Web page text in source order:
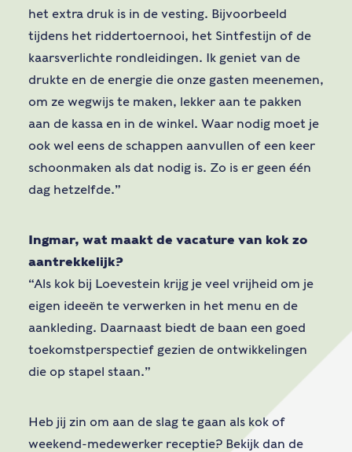
het extra druk is in de vesting. Bijvoorbeeld
tijdens het riddertoernooi, het Sintfestijn of de
kaarsverlichte rondleidingen. Ik geniet van de
drukte en de energie die onze gasten meenemen,
om ze wegwijs te maken, lekker aan te pakken
aan de kassa en in de winkel. Waar nodig moet je
ook wel eens de schappen aanvullen of een keer
schoonmaken als dat nodig is. Zo is er geen één
dag hetzelfde.”
Ingmar, wat maakt de vacature van kok zo
aantrekkelijk?
“Als kok bij Loevestein krijg je veel vrijheid om je
eigen ideeën te verwerken in het menu en de
aankleding. Daarnaast biedt de baan een goed
toekomstperspectief gezien de ontwikkelingen
die op stapel staan.”
Heb jij zin om aan de slag te gaan als kok of
weekend-medewerker receptie? Bekijk dan de